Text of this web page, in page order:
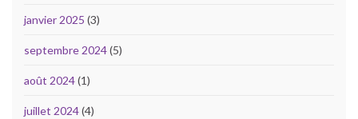
janvier 2025 (3)
septembre 2024(5)
août 2024(1)
juillet 2024(4)